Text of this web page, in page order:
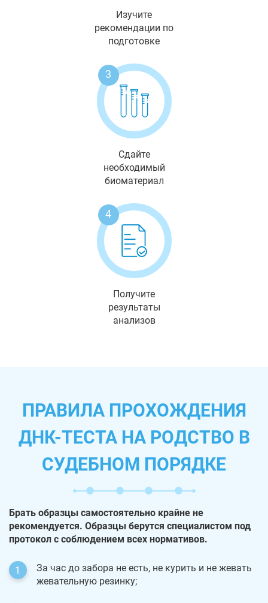
Изучите
рекомендации по
подготовке
3
Сдайте
необходимый
биоматериал
4
Получите
результаты
анализов
ПРАВИЛА ПРОХОЖДЕНИЯ
ДНК-ТЕСТА НА РОДСТВО В
СУДЕБНОМ ПОРЯДКЕ
Брать образцы самостоятельно крайне не
рекомендуется. Образцы берутся специалистом под
протокол с соблюдением всех нормативов.
За час до забора не есть, не курить и не жевать
жевательную резинку;